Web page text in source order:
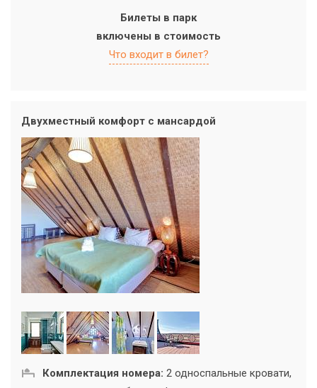
Билеты в парк
включены в стоимость
Что входит в билет?
Двухместный комфорт с мансардой
Комплектация номера: 2 односпальные кровати,